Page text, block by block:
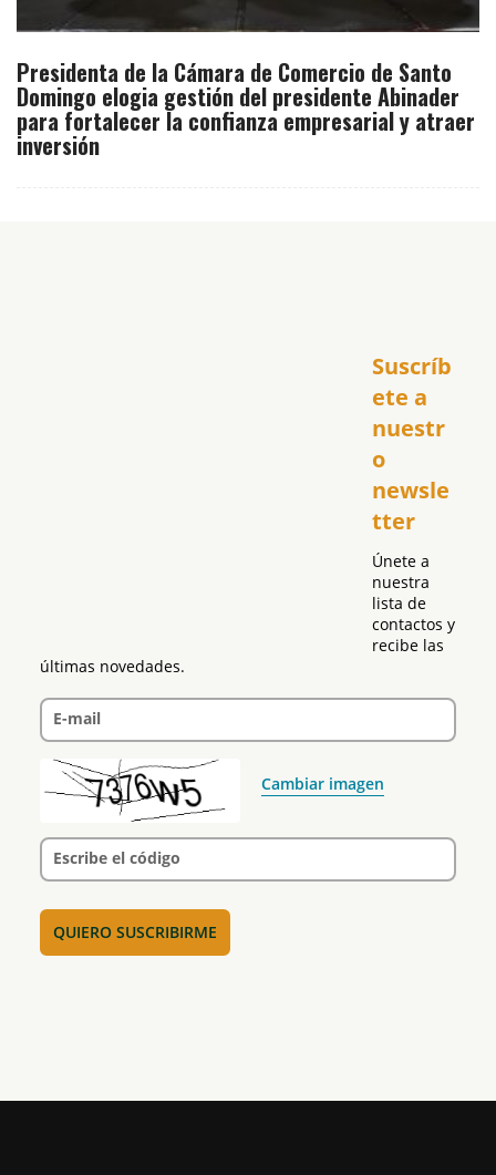
Presidenta de la Cámara de Comercio de Santo
Domingo elogia gestión del presidente Abinader
para fortalecer la confianza empresarial y atraer
inversión
Suscríb
ete a
nuestr
o
newsle
tter
Únete a
nuestra
lista de
contactos y
recibe las
últimas novedades.
E-mail
Cambiar imagen
Escribe el código